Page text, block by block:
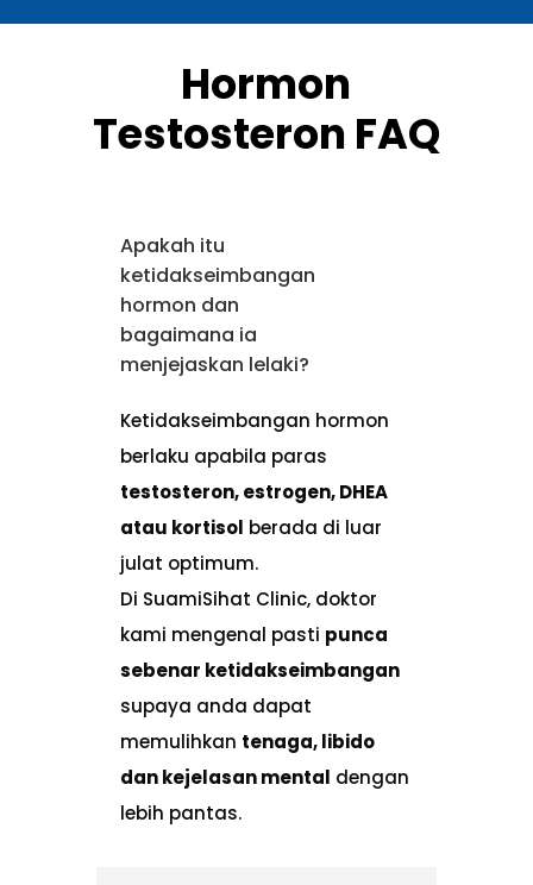
Hormon
Testosteron FAQ
Apakah itu
ketidakseimbangan
hormon dan
bagaimana ia
menjejaskan lelaki?
Ketidakseimbangan hormon
berlaku apabila paras
testosteron, estrogen, DHEA
atau kortisol berada di luar
julat optimum.
Di SuamiSihat Clinic, doktor
kami mengenal pasti punca
sebenar ketidakseimbangan
supaya anda dapat
memulihkan tenaga, libido
dan kejelasan mental dengan
lebih pantas.